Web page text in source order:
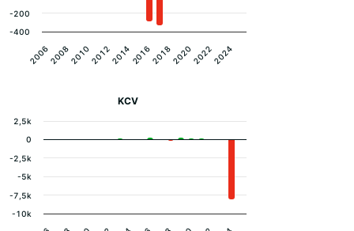
2006200820102012201420162018202020222024
-400
-200
KCV
-10k
0
-7,5k
-5k
-2,5k
2,5k